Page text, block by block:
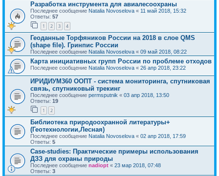
Разработка инструмента для авиалесоохраны
Последнее сообщение Natalia Novoselova « 11 май 2018, 15:32
Ответы: 57
1 2 3 4
Геоданные Торфяников России на 2018 в слое QMS
(shape file). Гринпис России
Последнее сообщение Natalia Novoselova « 09 май 2018, 08:22
Карта инициативных групп России по проблеме отходов
Последнее сообщение Natalia Novoselova « 26 апр 2018, 23:22
ИРИДИУМ360 ООПТ - система мониторинга, спутниковая
связь, спутниковый трекинг
Последнее сообщение permsputnik « 03 апр 2018, 13:50
Ответы: 19
1 2
Библиотека природоохранной литературы+
(Геотехнологии,Лесная)
Последнее сообщение Natalia Novoselova « 02 апр 2018, 17:59
Ответы: 5
Case-studies: Практические примеры использования
ДЗЗ для охраны природы
Последнее сообщение nadiopt « 23 мар 2018, 07:48
Ответы: 3